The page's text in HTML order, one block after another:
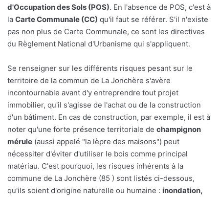
d'Occupation des Sols (POS). En l'absence de POS, c'est à
la Carte Communale (CC) qu'il faut se référer. S'il n'existe
pas non plus de Carte Communale, ce sont les directives
du Règlement National d'Urbanisme qui s'appliquent.
Se renseigner sur les différents risques pesant sur le
territoire de la commun de La Jonchère s'avère
incontournable avant d'y entreprendre tout projet
immobilier, qu'il s'agisse de l'achat ou de la construction
d'un bâtiment. En cas de construction, par exemple, il est à
noter qu'une forte présence territoriale de champignon
mérule (aussi appelé "la lèpre des maisons") peut
nécessiter d'éviter d'utiliser le bois comme principal
matériau. C'est pourquoi, les risques inhérents à la
commune de La Jonchère (85 ) sont listés ci-dessous,
qu'ils soient d'origine naturelle ou humaine : inondation,